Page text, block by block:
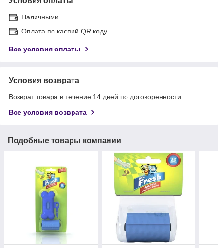
Наличными
Оплата по каспий QR коду.
Все условия оплаты
Условия возврата
Возврат товара в течение 14 дней по договоренности
Все условия возврата
Подобные товары компании